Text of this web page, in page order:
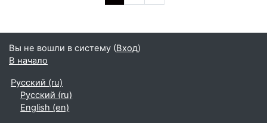
Вы не вошли в систему (Вход)
В начало
Русский ‎(ru)‎
Русский ‎(ru)‎
English ‎(en)‎